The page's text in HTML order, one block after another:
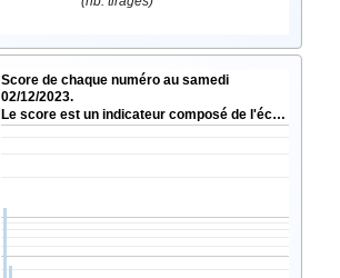
Score de chaque numéro au samedi
02/12/2023.
Le score est un indicateur composé de l'éc…